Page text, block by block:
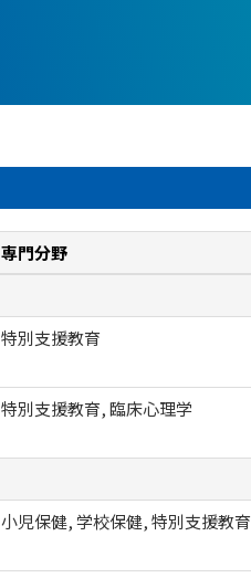
専門分野
特別支援教育
特別支援教育, 臨床心理学
小児保健, 学校保健, 特別支援教育